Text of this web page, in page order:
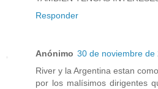
Responder
Anónimo 30 de noviembre de
River y la Argentina estan
por los malísimos dirigentes